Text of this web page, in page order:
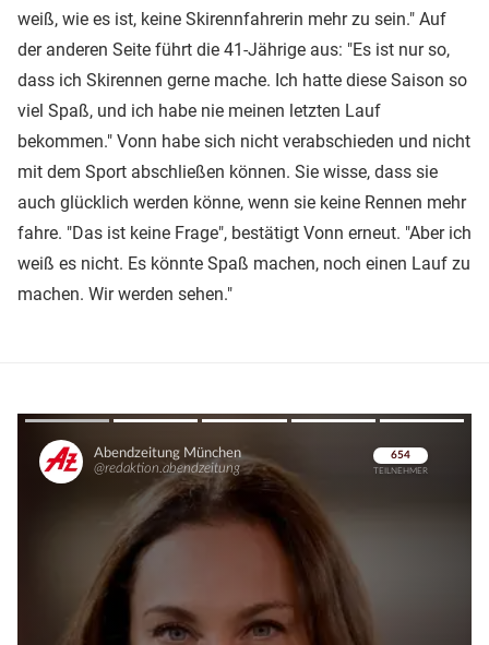
weiß, wie es ist, keine Skirennfahrerin mehr zu sein." Auf
der anderen Seite führt die 41-Jährige aus: "Es ist nur so,
dass ich Skirennen gerne mache. Ich hatte diese Saison so
viel Spaß, und ich habe nie meinen letzten Lauf
bekommen." Vonn habe sich nicht verabschieden und nicht
mit dem Sport abschließen können. Sie wisse, dass sie
auch glücklich werden könne, wenn sie keine Rennen mehr
fahre. "Das ist keine Frage", bestätigt Vonn erneut. "Aber ich
weiß es nicht. Es könnte Spaß machen, noch einen Lauf zu
machen. Wir werden sehen."
Überspringen